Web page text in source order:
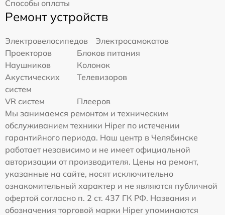
Способы оплаты
Ремонт устройств
Электровелосипедов
Электросамокатов
Проекторов
Блоков питания
Наушников
Колонок
Акустических
систем
Телевизоров
VR систем
Плееров
Мы занимаемся ремонтом и техническим
обслуживанием техники Hiper по истечении
гарантийного периода. Наш центр в Челябинске
работает независимо и не имеет официальной
авторизации от производителя. Цены на ремонт,
указанные на сайте, носят исключительно
ознакомительный характер и не являются публичной
офертой согласно п. 2 ст. 437 ГК РФ. Названия и
обозначения торговой марки Hiper упоминаются